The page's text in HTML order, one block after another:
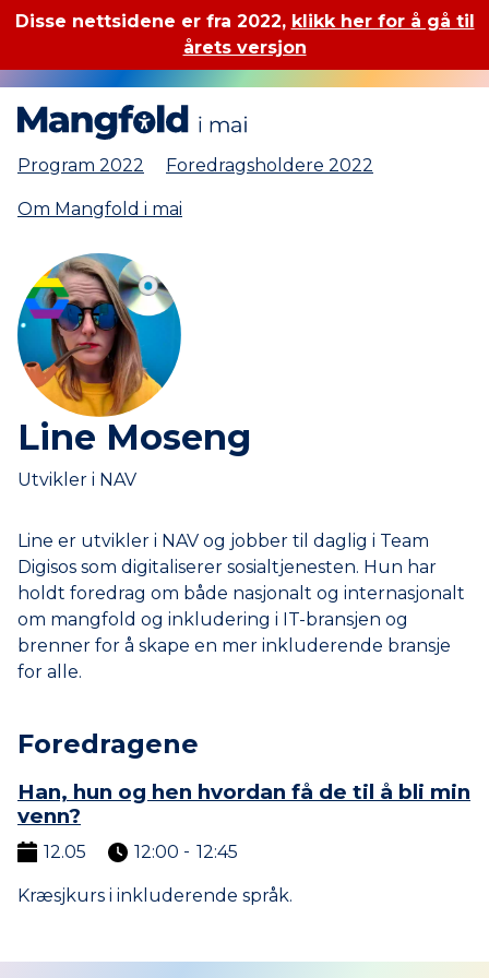
Disse nettsidene er fra 2022, klikk her for å gå til
årets versjon
Program 2022 Foredragsholdere 2022
Om Mangfold i mai
Line Moseng
Utvikler i NAV
Line er utvikler i NAV og jobber til daglig i Team
Digisos som digitaliserer sosialtjenesten. Hun har
holdt foredrag om både nasjonalt og internasjonalt
om mangfold og inkludering i IT-bransjen og
brenner for å skape en mer inkluderende bransje
for alle.
Foredragene
Han, hun og hen hvordan få de til å bli min
venn?
12.05
12:00
12:45
Kræsjkurs i inkluderende språk.